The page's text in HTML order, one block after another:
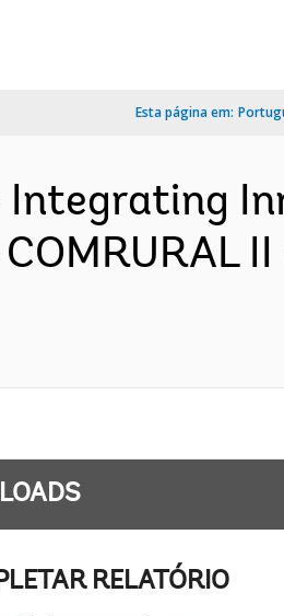
Esta página em:
Integrating
RELATÓRIO